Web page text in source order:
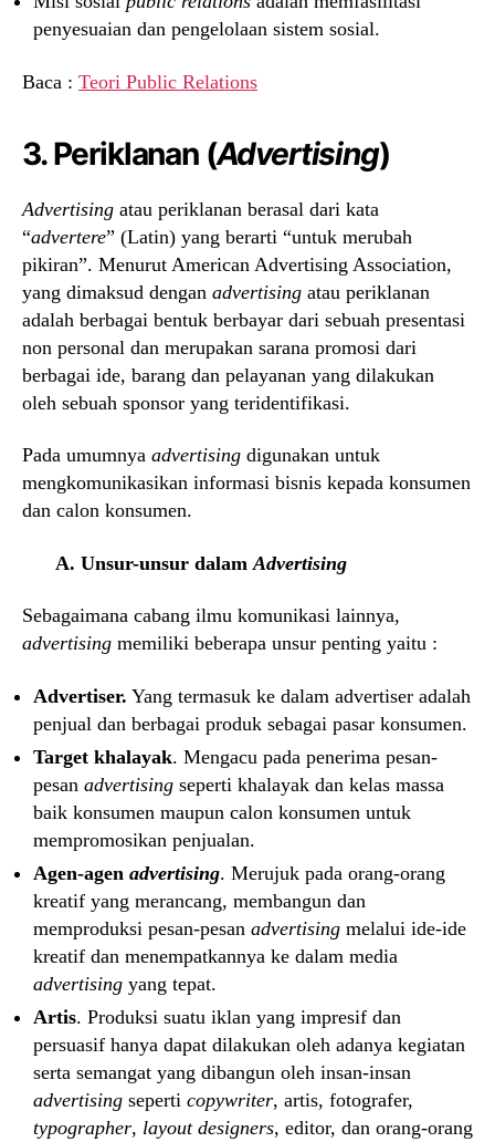
penyesuaian dan pengelolaan sistem sosial.
Baca : Teori Public Relations
3. Periklanan (Advertising)
Advertising atau periklanan berasal dari kata
“advertere” (Latin) yang berarti “untuk merubah
pikiran”. Menurut American Advertising Association,
yang dimaksud dengan advertising atau periklanan
adalah berbagai bentuk berbayar dari sebuah presentasi
non personal dan merupakan sarana promosi dari
berbagai ide, barang dan pelayanan yang dilakukan
oleh sebuah sponsor yang teridentifikasi.
Pada umumnya advertising digunakan untuk
mengkomunikasikan informasi bisnis kepada konsumen
dan calon konsumen.
A. Unsur-unsur dalam Advertising
Sebagaimana cabang ilmu komunikasi lainnya,
advertising memiliki beberapa unsur penting yaitu :
Advertiser. Yang termasuk ke dalam advertiser adalah
penjual dan berbagai produk sebagai pasar konsumen.
Target khalayak. Mengacu pada penerima pesan-
pesan advertising seperti khalayak dan kelas massa
baik konsumen maupun calon konsumen untuk
mempromosikan penjualan.
Agen-agen advertising. Merujuk pada orang-orang
kreatif yang merancang, membangun dan
memproduksi pesan-pesan advertising melalui ide-ide
kreatif dan menempatkannya ke dalam media
advertising yang tepat.
Artis. Produksi suatu iklan yang impresif dan
persuasif hanya dapat dilakukan oleh adanya kegiatan
serta semangat yang dibangun oleh insan-insan
advertising seperti copywriter, artis, fotografer,
typographer, layout designers, editor, dan orang-orang